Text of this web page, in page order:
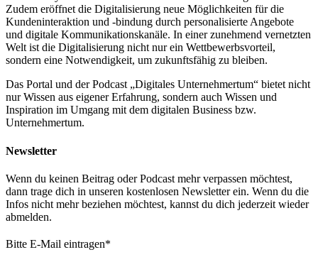
Zudem eröffnet die Digitalisierung neue Möglichkeiten für die
Kundeninteraktion und -bindung durch personalisierte Angebote
und digitale Kommunikationskanäle. In einer zunehmend vernetzten
Welt ist die Digitalisierung nicht nur ein Wettbewerbsvorteil,
sondern eine Notwendigkeit, um zukunftsfähig zu bleiben.
Das Portal und der Podcast „Digitales Unternehmertum“ bietet nicht
nur Wissen aus eigener Erfahrung, sondern auch Wissen und
Inspiration im Umgang mit dem digitalen Business bzw.
Unternehmertum.
Newsletter
Wenn du keinen Beitrag oder Podcast mehr verpassen möchtest,
dann trage dich in unseren kostenlosen Newsletter ein. Wenn du die
Infos nicht mehr beziehen möchtest, kannst du dich jederzeit wieder
abmelden.
Bitte E-Mail eintragen*